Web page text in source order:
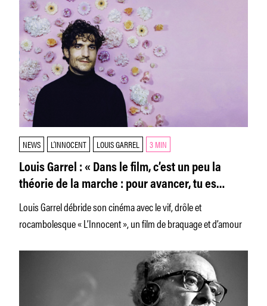
NEWS L’INNOCENT LOUIS GARREL 3 MIN
Louis Garrel : « Dans le film, c’est un peu la
théorie de la marche : pour avancer, tu es
obligé de te déséquilibrer. »
Louis Garrel débride son cinéma avec le vif, drôle et
rocambolesque « L’Innocent », un film de braquage et d’amour